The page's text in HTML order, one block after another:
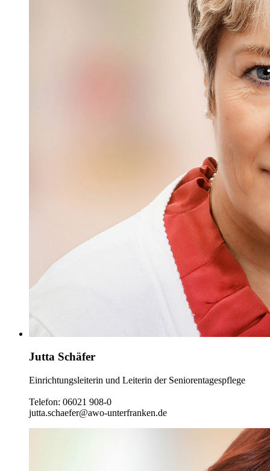
Jutta Schäfer
Einrichtungsleiterin und Leiterin der Seniorentagespflege
Telefon: 06021 908-0
jutta.schaefer@awo-unterfranken.de